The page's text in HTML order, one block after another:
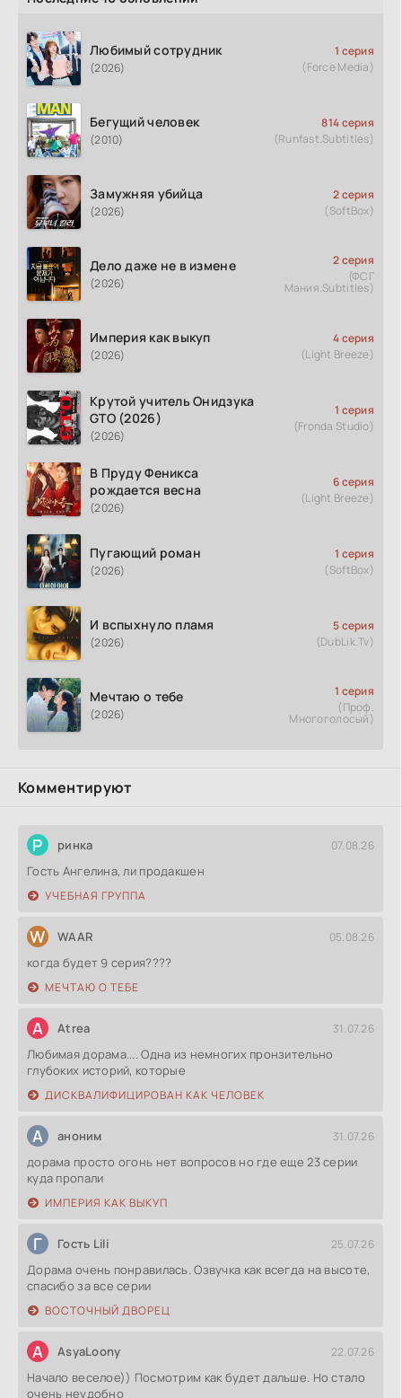
Любимый сотрудник
(2026)
1 серия
(Force Media)
Бегущий человек
(2010)
814 серия
(Runfast.Subtitles)
Замужняя убийца
(2026)
2 серия
(SoftBox)
Дело даже не в измене
(2026)
2 серия
(ФСГ
Мания.Subtitles)
Империя как выкуп
(2026)
4 серия
(Light Breeze)
Крутой учитель Онидзука
GTO (2026)
(2026)
1 серия
(Fronda Studio)
В Пруду Феникса
рождается весна
(2026)
6 серия
(Light Breeze)
Пугающий роман
(2026)
1 серия
(SoftBox)
И вспыхнуло пламя
(2026)
5 серия
(DubLik.Tv)
Мечтаю о тебе
(2026)
1 серия
(Проф.
Многоголосый)
Комментируют
Р ринка 07.08.26
Гость Ангелина, ли продакшен
УЧЕБНАЯ ГРУППА
W WAAR 05.08.26
когда будет 9 серия????
МЕЧТАЮ О ТЕБЕ
A Atrea 31.07.26
Любимая дорама.... Одна из немногих пронзительно
глубоких историй, которые
ДИСКВАЛИФИЦИРОВАН КАК ЧЕЛОВЕК
А аноним 31.07.26
дорама просто огонь нет вопросов но где еще 23 серии
куда пропали
ИМПЕРИЯ КАК ВЫКУП
Г Гость Lili 25.07.26
Дорама очень понравилась. Озвучка как всегда на высоте,
спасибо за все серии
ВОСТОЧНЫЙ ДВОРЕЦ
A AsyaLoony 22.07.26
Начало веселое)) Посмотрим как будет дальше. Но стало
очень неудобно